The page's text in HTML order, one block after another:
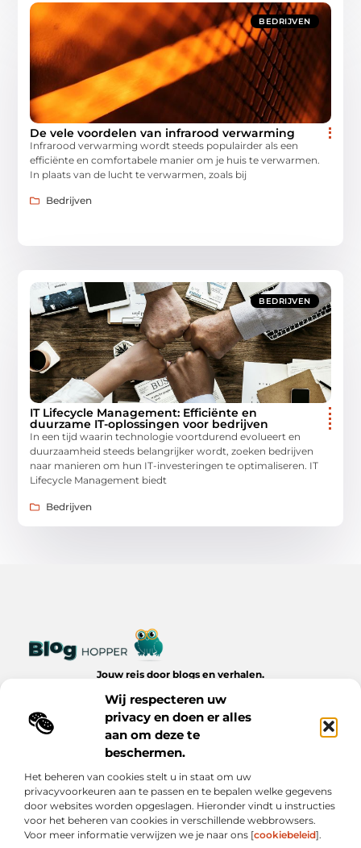
Wij respecteren uw
privacy en doen er alles
aan om deze te
beschermen.
Het beheren van cookies stelt u in staat om uw
privacyvoorkeuren aan te passen en te bepalen welke gegevens
door websites worden opgeslagen. Hieronder vindt u instructies
voor het beheren van cookies in verschillende webbrowsers.
Voor meer informatie verwijzen we je naar ons [cookiebeleid].
BEDRIJVEN
De vele voordelen van infrarood verwarming
Infrarood verwarming wordt steeds populairder als een
efficiënte en comfortabele manier om je huis te verwarmen.
In plaats van de lucht te verwarmen, zoals bij
Bedrijven
BEDRIJVEN
IT Lifecycle Management: Efficiënte en
duurzame IT-oplossingen voor bedrijven
In een tijd waarin technologie voortdurend evolueert en
duurzaamheid steeds belangrijker wordt, zoeken bedrijven
naar manieren om hun IT-investeringen te optimaliseren. IT
Lifecycle Management biedt
Bedrijven
Jouw reis door blogs en verhalen.
dagelijks leven op Bloghopper.nl.
Bericht categorie
Onze informatie